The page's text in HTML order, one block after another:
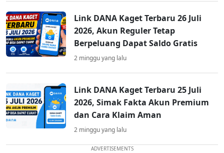
Link DANA Kaget Terbaru 26 Juli
2026, Akun Reguler Tetap
Berpeluang Dapat Saldo Gratis
2 minggu yang lalu
Link DANA Kaget Terbaru 25 Juli
2026, Simak Fakta Akun Premium
dan Cara Klaim Aman
2 minggu yang lalu
ADVERTISEMENTS